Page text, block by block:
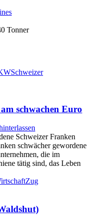
Tonner
Schweizer
schwachen Euro
Schweizer Franken
schwächer gewordene
die im
tätig sind, das Leben
Zug